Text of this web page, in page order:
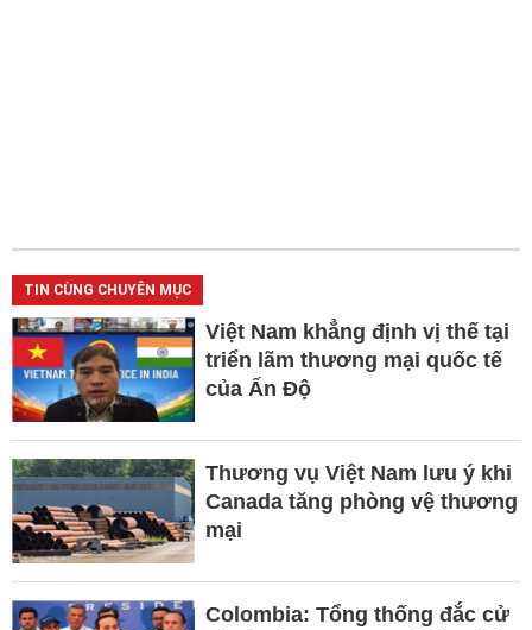
TIN CÙNG CHUYÊN MỤC
Việt Nam khẳng định vị thế tại
triển lãm thương mại quốc tế
của Ấn Độ
Thương vụ Việt Nam lưu ý khi
Canada tăng phòng vệ thương
mại
Colombia: Tổng thống đắc cử